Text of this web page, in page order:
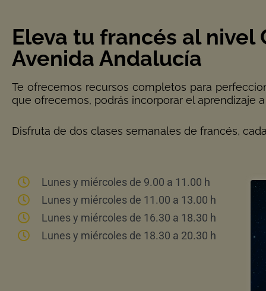
Eleva tu francés al nivel
Avenida Andalucía
Te ofrecemos recursos completos para
que ofrecemos, podrás incorporar el aprendizaje
Disfruta de dos clases semanales de francés,
Lunes y miércoles de 9.00 a 11.00 h
Lunes y miércoles de 11.00 a 13.00 h
Lunes y miércoles de 16.30 a 18.30 h
Lunes y miércoles de 18.30 a 20.30 h